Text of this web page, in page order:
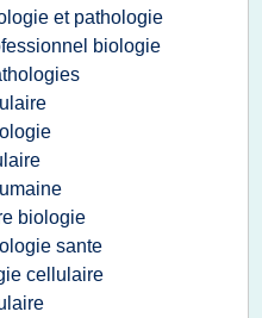
et pathologie
biologie
biologie
sante
cellulaire